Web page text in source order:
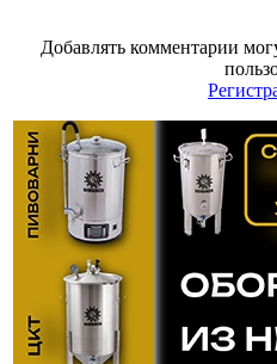
Добавлять комментарии